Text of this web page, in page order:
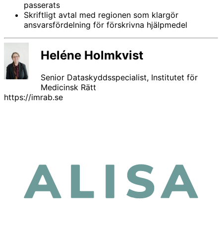
passerats
Skriftligt avtal med regionen som klargör
ansvarsfördelning för förskrivna hjälpmedel
Heléne Holmkvist
Senior Dataskyddsspecialist, Institutet för
Medicinsk Rätt
https://imrab.se